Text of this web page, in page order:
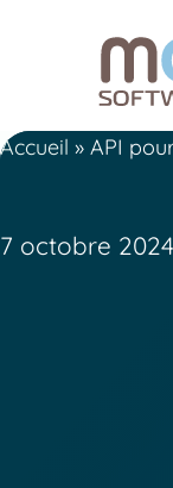
Accueil » API
7 octobre 2024